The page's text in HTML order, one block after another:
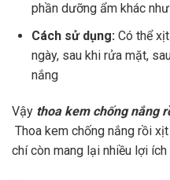
phần dưỡng ẩm khác
Cách sử dụng: Có thể
ngày, sau khi rửa mặt,
nắng
Vậy thoa kem chống nắng
Thoa kem chống nắng rồi
chí còn mang lại nhiều lợi ích